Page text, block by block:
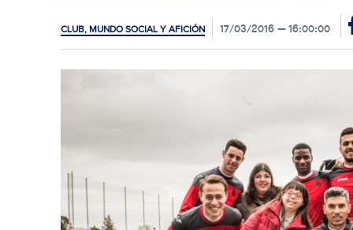
CLUB, MUNDO SOCIAL Y AFICIÓN 17/03/2016 16:00:00